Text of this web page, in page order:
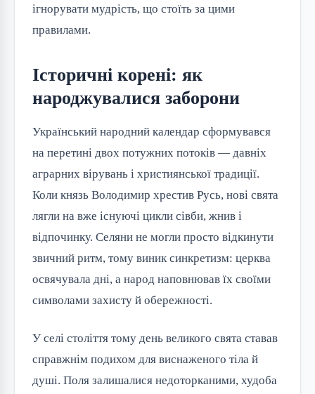
ігнорувати мудрість, що стоїть за цими
правилами.
Історичні корені: як
народжувалися заборони
Український народний календар сформувався
на перетині двох потужних потоків — давніх
аграрних вірувань і християнської традиції.
Коли князь Володимир хрестив Русь, нові свята
лягли на вже існуючі цикли сівби, жнив і
відпочинку. Селяни не могли просто відкинути
звичний ритм, тому виник синкретизм: церква
освячувала дні, а народ наповнював їх своїми
символами захисту й обережності.
У селі століття тому день великого свята ставав
справжнім подихом для виснаженого тіла й
душі. Поля залишалися недоторканими, худоба